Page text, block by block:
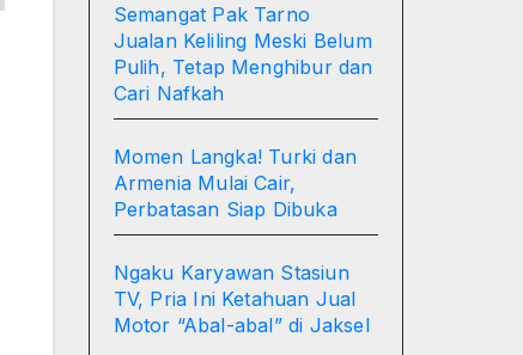
Semangat Pak Tarno
Jualan Keliling Meski Belum
Pulih, Tetap Menghibur dan
Cari Nafkah
Momen Langka! Turki dan
Armenia Mulai Cair,
Perbatasan Siap Dibuka
Ngaku Karyawan Stasiun
TV, Pria Ini Ketahuan Jual
Motor “Abal-abal” di Jaksel